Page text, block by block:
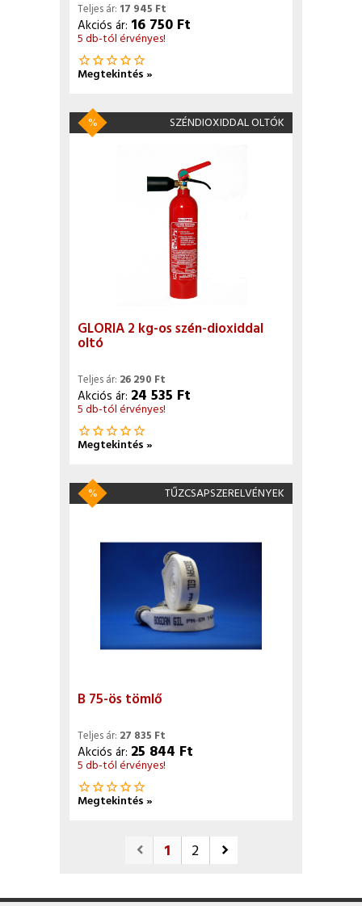
Teljes ár: 17 945 Ft
Akciós ár: 16 750 Ft
5 db-tól érvényes!
star_borderstar_borderstar_borderstar_borderstar_border
Megtekintés »
SZÉNDIOXIDDAL OLTÓK
%
GLORIA 2 kg-os szén-dioxiddal
oltó
Teljes ár: 26 290 Ft
Akciós ár: 24 535 Ft
5 db-tól érvényes!
star_borderstar_borderstar_borderstar_borderstar_border
Megtekintés »
TŰZCSAPSZERELVÉNYEK
%
B 75-ös tömlő
Teljes ár: 27 835 Ft
Akciós ár: 25 844 Ft
5 db-tól érvényes!
star_borderstar_borderstar_borderstar_borderstar_border
Megtekintés »
keyboard_arrow_left 1 2 keyboard_arrow_right